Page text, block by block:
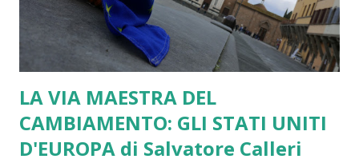
tutti gli Stati, come pure uguale in tutti gli Stati pensavo
che dovesse essere la pen...
LA VIA MAESTRA DEL
CAMBIAMENTO: GLI STATI UNITI
D'EUROPA di Salvatore Calleri